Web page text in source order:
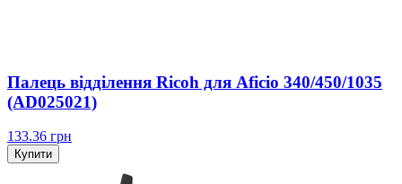
Палець відділення Ricoh для Aficio 340/450/1035
(AD025021)
133.36 грн
Купити